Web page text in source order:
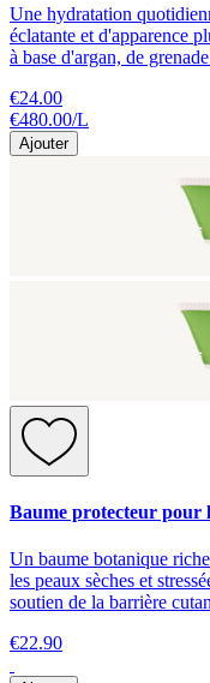
Une hydratation
éclatante et d'apparence
à base d'argan, de
€24.00
€480.00/L
Ajouter
Baume protecteur pour
Un baume botanique
les peaux sèches et
soutien de la barrière
€22.90